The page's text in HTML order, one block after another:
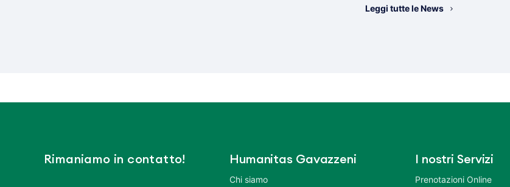
Leggi tutte le News
Rimaniamo in contatto! Humanitas Gavazzeni
Chi siamo
I nostri Servizi
Prenotazioni Online